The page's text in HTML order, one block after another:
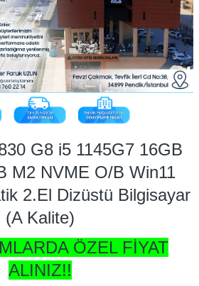
G8 i5 1145G7 16GB
M2 NVME O/B Win11
2.El Dizüstü Bilgisayar
(A Kalite)
ÖZEL FİYAT
ALINIZ!!